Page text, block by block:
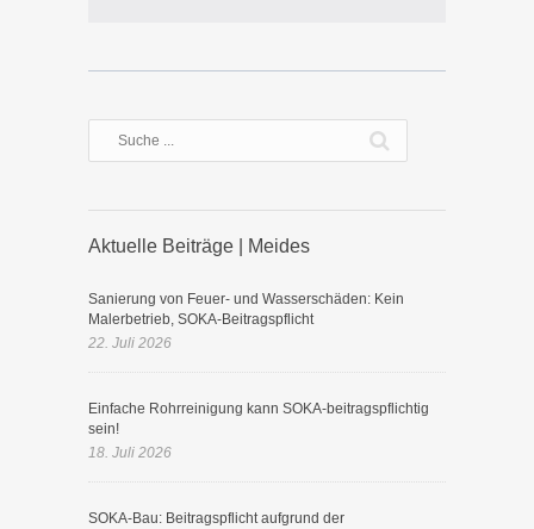
Aktuelle Beiträge | Meides
Sanierung von Feuer- und Wasserschäden: Kein
Malerbetrieb, SOKA-Beitragspflicht
22. Juli 2026
Einfache Rohrreinigung kann SOKA-beitragspflichtig
sein!
18. Juli 2026
SOKA-Bau: Beitragspflicht aufgrund der